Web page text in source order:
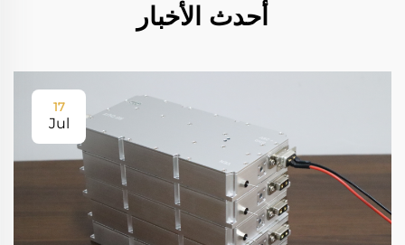
أحدث الأخبار
17
Jul